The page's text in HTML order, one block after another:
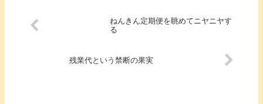
ねんきん定期便を眺めてニヤニヤす
る
残業代という禁断の果実